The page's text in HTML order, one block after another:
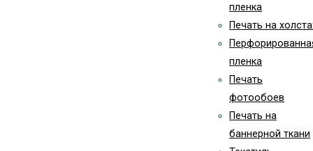
пленка
Печать на
пленка
Печать
фотообоев
Печать на
баннерной ткани